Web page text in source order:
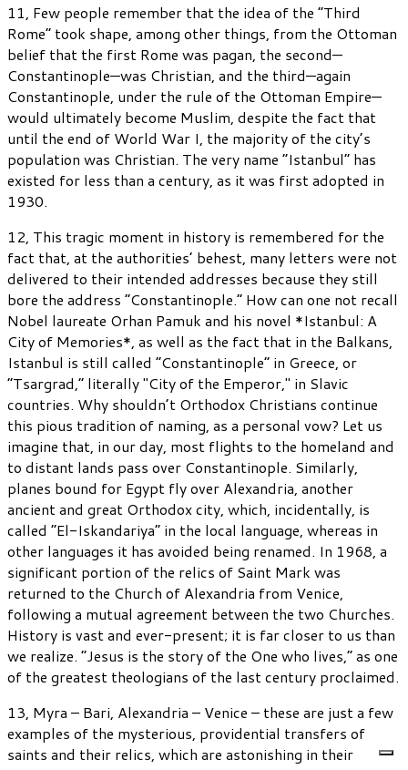
11, Few people remember that the idea of the “Third
Rome” took shape, among other things, from the Ottoman
belief that the first Rome was pagan, the second—
Constantinople—was Christian, and the third—again
Constantinople, under the rule of the Ottoman Empire—
would ultimately become Muslim, despite the fact that
until the end of World War I, the majority of the city’s
population was Christian. The very name “Istanbul” has
existed for less than a century, as it was first adopted in
1930.
12, This tragic moment in history is remembered for the
fact that, at the authorities’ behest, many letters were not
delivered to their intended addresses because they still
bore the address “Constantinople.” How can one not recall
Nobel laureate Orhan Pamuk and his novel *Istanbul: A
City of Memories*, as well as the fact that in the Balkans,
Istanbul is still called “Constantinople” in Greece, or
“Tsargrad,” literally "City of the Emperor," in Slavic
countries. Why shouldn’t Orthodox Christians continue
this pious tradition of naming, as a personal vow? Let us
imagine that, in our day, most flights to the homeland and
to distant lands pass over Constantinople. Similarly,
planes bound for Egypt fly over Alexandria, another
ancient and great Orthodox city, which, incidentally, is
called “El-Iskandariya” in the local language, whereas in
other languages it has avoided being renamed. In 1968, a
significant portion of the relics of Saint Mark was
returned to the Church of Alexandria from Venice,
following a mutual agreement between the two Churches.
History is vast and ever-present; it is far closer to us than
we realize. “Jesus is the story of the One who lives,” as one
of the greatest theologians of the last century proclaimed.
13, Myra – Bari, Alexandria – Venice – these are just a few
examples of the mysterious, providential transfers of
saints and their relics, which are astonishing in their